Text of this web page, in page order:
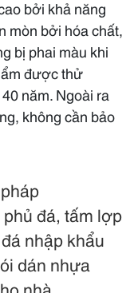
bởi khả năng
mòn bởi hóa chất,
bị phai màu khi
được thử
năm. Ngoài ra
không cần bảo
đá, tấm lợp
nhập khẩu
dán nhựa